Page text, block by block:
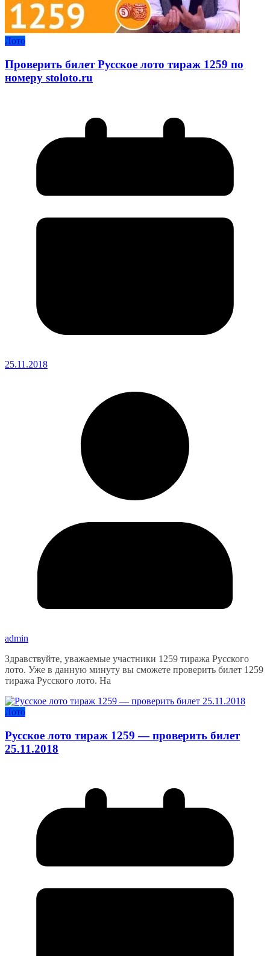
Лото
Проверить билет Русское лото тираж 1259 по
номеру stoloto.ru
25.11.2018
admin
Здравствуйте, уважаемые участники 1259 тиража Русского
лото. Уже в данную минуту вы сможете проверить билет 1259
тиража Русского лото. На
Лото
Русское лото тираж 1259 — проверить билет
25.11.2018